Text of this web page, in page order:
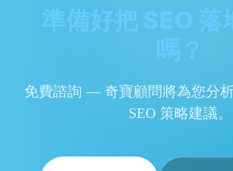
準備好把 SEO 落
嗎？
免費諮詢 — 奇寶顧問將為您分
SEO 策略建議。